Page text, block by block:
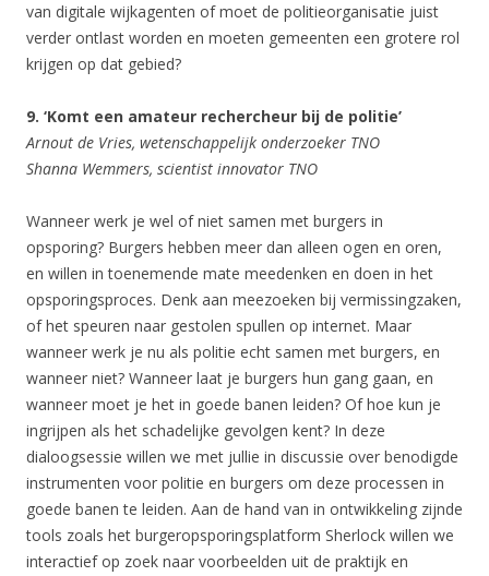
van digitale wijkagenten of moet de politieorganisatie juist
verder ontlast worden en moeten gemeenten een grotere rol
krijgen op dat gebied?
9. ‘Komt een amateur rechercheur bij de politie’
Arnout de Vries, wetenschappelijk onderzoeker TNO
Shanna Wemmers, scientist innovator TNO
Wanneer werk je wel of niet samen met burgers in
opsporing? Burgers hebben meer dan alleen ogen en oren,
en willen in toenemende mate meedenken en doen in het
opsporingsproces. Denk aan meezoeken bij vermissingzaken,
of het speuren naar gestolen spullen op internet. Maar
wanneer werk je nu als politie echt samen met burgers, en
wanneer niet? Wanneer laat je burgers hun gang gaan, en
wanneer moet je het in goede banen leiden? Of hoe kun je
ingrijpen als het schadelijke gevolgen kent? In deze
dialoogsessie willen we met jullie in discussie over benodigde
instrumenten voor politie en burgers om deze processen in
goede banen te leiden. Aan de hand van in ontwikkeling zijnde
tools zoals het burgeropsporingsplatform Sherlock willen we
interactief op zoek naar voorbeelden uit de praktijk en